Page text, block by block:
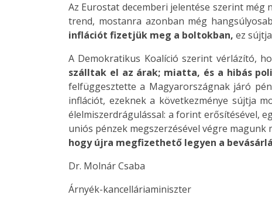
Az Eurostat decemberi jelentése szerint
trend, mostanra azonban még
inflációt fizetjük meg a boltokban, ez
A Demokratikus Koalíció szerint vérlázító,
szálltak el az árak; miatta, és a hibás
felfüggesztette a Magyarországnak járó
inflációt, ezeknek a következménye sújtja
élelmiszerdrágulással: a forint erősítésével,
uniós pénzek megszerzésével végre
hogy újra megfizethető legyen a
Dr. Molnár Csaba
Árnyék-kancelláriaminiszter